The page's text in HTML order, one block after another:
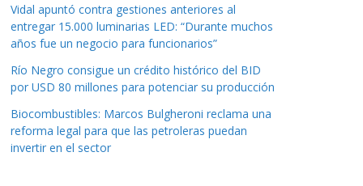
Vidal apuntó contra gestiones anteriores al
entregar 15.000 luminarias LED: “Durante muchos
años fue un negocio para funcionarios”
Río Negro consigue un crédito histórico del BID
por USD 80 millones para potenciar su producción
Biocombustibles: Marcos Bulgheroni reclama una
reforma legal para que las petroleras puedan
invertir en el sector